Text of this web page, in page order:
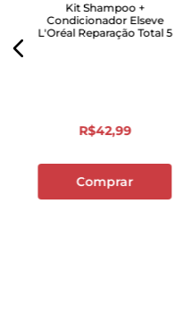
Kit Shampoo +
Condicionador Elseve
L'Oréal Reparação Total 5
R$42,99
Comprar